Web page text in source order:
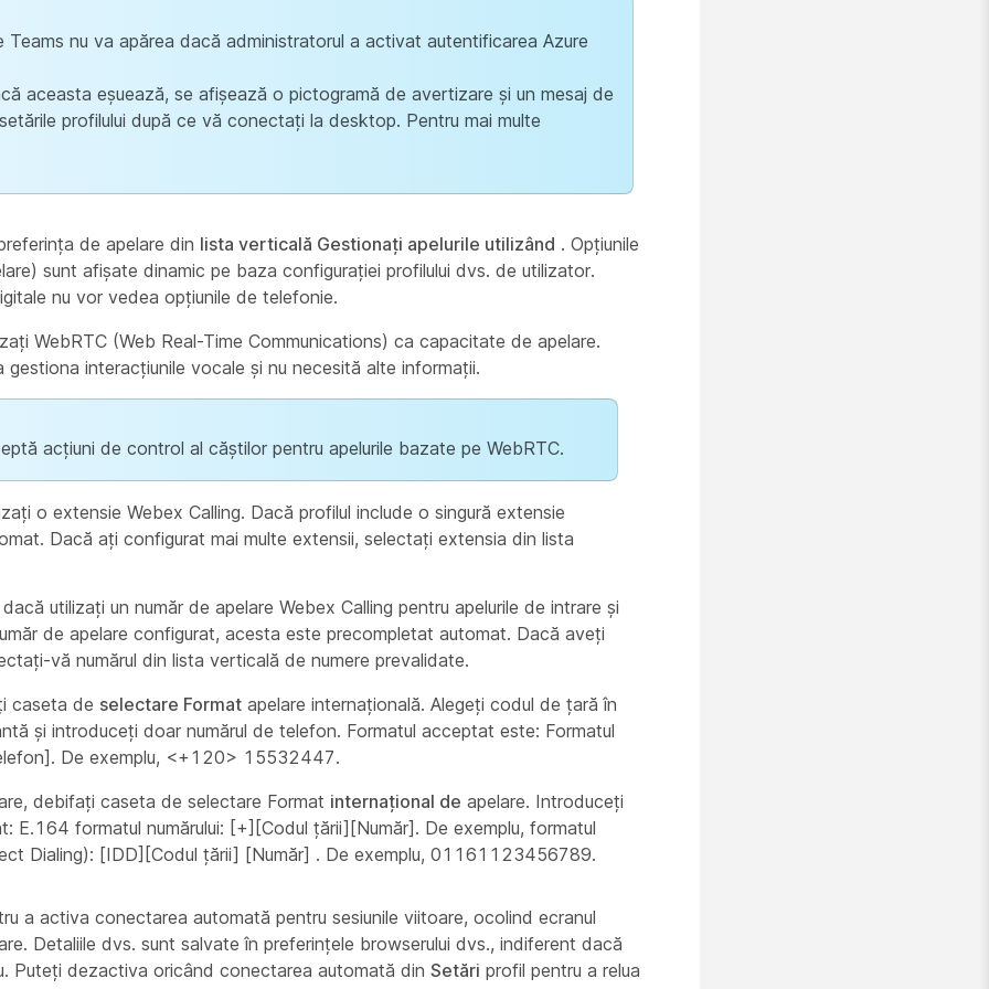
nu va apărea dacă administratorul a activat autentificarea Azure
aceasta eșuează, se afișează o pictogramă de avertizare și un mesaj de
profilului după ce vă conectați la desktop. Pentru mai multe
de apelare din lista verticală Gestionați apelurile utilizând . Opțiunile
sunt afișate dinamic pe baza configurației profilului dvs. de utilizator.
nu vor vedea opțiunile de telefonie.
WebRTC (Web Real-Time Communications) ca capacitate de apelare.
interacțiunile vocale și nu necesită alte informații.
acțiuni de control al căștilor pentru apelurile bazate pe WebRTC.
o extensie Webex Calling. Dacă profilul include o singură extensie
Dacă ați configurat mai multe extensii, selectați extensia din lista
utilizați un număr de apelare Webex Calling pentru apelurile de intrare și
de apelare configurat, acesta este precompletat automat. Dacă aveți
vă numărul din lista verticală de numere prevalidate.
caseta de selectare Format apelare internațională. Alegeți codul de țară în
și introduceți doar numărul de telefon. Formatul acceptat este: Formatul
De exemplu, <+120> 15532447.
debifați caseta de selectare Format internațional de apelare. Introduceți
E.164 formatul numărului: [+][Codul țării][Număr]. De exemplu, formatul
Dialing): [IDD][Codul țării] [Număr] . De exemplu, 01161123456789.
a activa conectarea automată pentru sesiunile viitoare, ocolind ecranul
Detaliile dvs. sunt salvate în preferințele browserului dvs., indiferent dacă
Puteți dezactiva oricând conectarea automată din Setări profil pentru a relua